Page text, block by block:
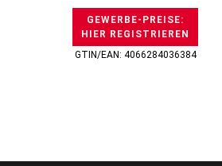
GEWERBE-PREISE:
HIER REGISTRIEREN
GTIN/EAN: 4066284036384